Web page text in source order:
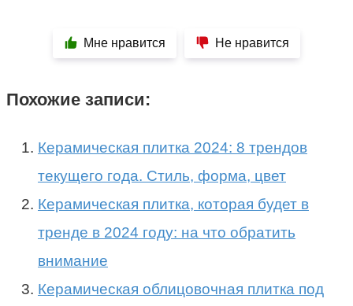
Мне нравится Не нравится
Похожие записи:
Керамическая плитка 2024: 8 трендов
текущего года. Стиль, форма, цвет
Керамическая плитка, которая будет в
тренде в 2024 году: на что обратить
внимание
Керамическая облицовочная плитка под